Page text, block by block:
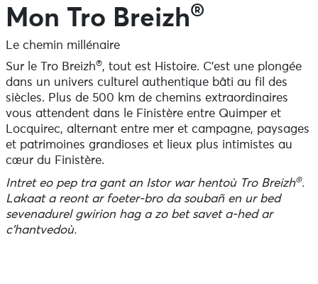
Mon Tro Breizh®
Le chemin millénaire
Sur le Tro Breizh®, tout est Histoire. C’est une plongée
dans un univers culturel authentique bâti au fil des
siècles. Plus de 500 km de chemins extraordinaires
vous attendent dans le Finistère entre Quimper et
Locquirec, alternant entre mer et campagne, paysages
et patrimoines grandioses et lieux plus intimistes au
cœur du Finistère.
Intret eo pep tra gant an Istor war hentoù Tro Breizh®.
Lakaat a reont ar foeter-bro da soubañ en ur bed
sevenadurel gwirion hag a zo bet savet a-hed ar
c’hantvedoù.